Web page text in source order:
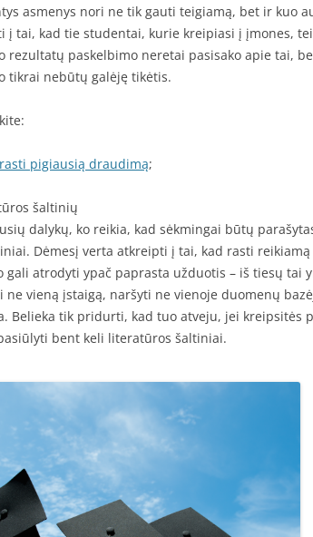
asmenys nori ne tik gauti teigiamą, bet ir kuo
į tai, kad tie studentai, kurie kreipiasi į įmones,
rezultatų paskelbimo neretai pasisako apie tai,
tikrai nebūtų galėję tikėtis.
pigiausią draudimą;
šaltinių
dalykų, ko reikia, kad sėkmingai būtų
Dėmesį verta atkreipti į tai, kad rasti
gali atrodyti ypač paprasta užduotis – iš tiesų tai
ne vieną įstaigą, naršyti ne vienoje duomenų
Belieka tik pridurti, kad tuo atveju, jei kreipsitės
bent keli literatūros šaltiniai.